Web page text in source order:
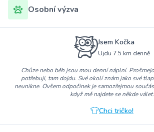
Osobní výzva
Jsem Kočka
Ujdu 7.5 km denně
Chůze nebo běh jsou mou denní náplní.
potřebuji, tam dojdu. Své okolí znám jako své
neunikne. Ovšem odpočinek je samozřejmou
když mě najdete se někde válet.
Chci tričko!